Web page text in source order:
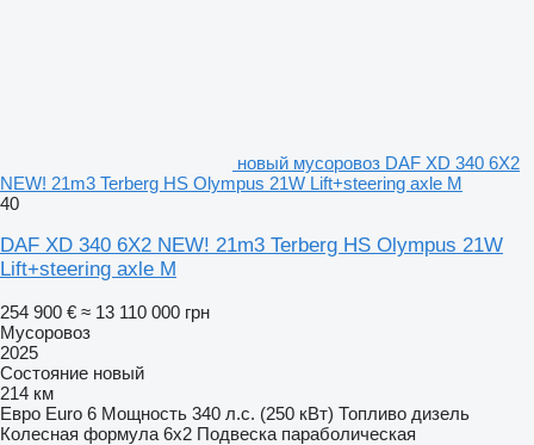
новый мусоровоз DAF XD 340 6X2
NEW! 21m3 Terberg HS Olympus 21W Lift+steering axle M
40
DAF XD 340 6X2 NEW! 21m3 Terberg HS Olympus 21W
Lift+steering axle M
254 900 € ≈ 13 110 000 грн
Мусоровоз
2025
Состояние новый
214 км
Евро Euro 6 Мощность 340 л.с. (250 кВт) Топливо дизель
Колесная формула 6x2 Подвеска параболическая